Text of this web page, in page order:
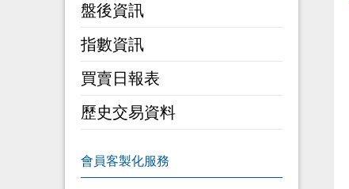
盤後資訊
指數資訊
買賣日報表
歷史交易資料